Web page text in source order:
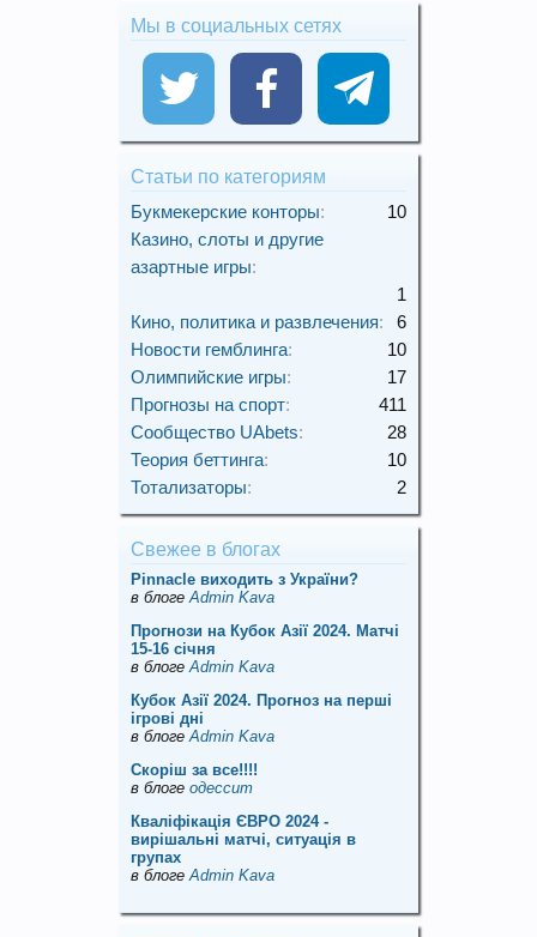
Мы в социальных сетях
Статьи по категориям
Букмекерские конторы:
10
Казино, слоты и другие
азартные игры:
1
Кино, политика и развлечения:
6
Новости гемблинга:
10
Олимпийские игры:
17
Прогнозы на спорт:
411
Сообщество UAbets:
28
Теория беттинга:
10
Тотализаторы: 2
Свежее в блогах
Pinnacle виходить з України?
в блогеAdmin Kava
Прогнози на Кубок Азії 2024. Матчі
15-16 січня
в блогеAdmin Kava
Кубок Азії 2024. Прогноз на перші
ігрові дні
в блогеAdmin Kava
Скорiш за все!!!!
в блоге одессит
Кваліфікація ЄВРО 2024 -
вирішальні матчі, ситуація в
групах
в блогеAdmin Kava